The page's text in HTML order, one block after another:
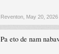
Reventon May 20, 2026
Pa eto de nam